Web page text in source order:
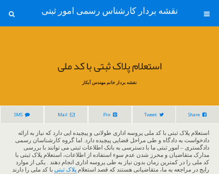
نقشه بردار کارشناس رسمی امور ثبتی
استعلام پلاک ثبتی با کد ملی
نقشه بردار خانم مهندس آبکار
Share
Tweet
Pin
Mail
SMS
استعلام پلاک ثبتی با کد ملی پروسه اداری طولانی و پیچیده ایی دارد که نیاز به ارائه
دادخواست به دادگاه و طی مراحل قضایی پیچیده دارد. اما گروه کارشناسان رسمی
دادگستری – امور ثبتی ما با دسترسی به بانک اطلاعات ثبتی می توانند با بررسی
مدارک متقاضیان و محرز شدن عدم سوء استفاده از اطلاعات، استعلام پلاک ثبتی با
کد ملی را در کمترین زمان بدون نیاز به طی پروسه اداری انجام دهند . یکی از موارد
رایج در مراجعه به ما، متقاضیانی هستند که قصد استعلام پلاک ثبتی با کد ملی را دارند